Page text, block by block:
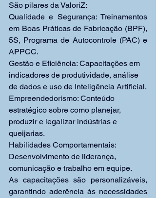
São pilares da ValoriZ:
Qualidade e Segurança: Treinamentos
em Boas Práticas de Fabricação (BPF),
5S, Programa de Autocontrole (PAC) e
APPCC.
Gestão e Eficiência: Capacitações em
indicadores de produtividade, análise
de dados e uso de Inteligência Artificial.
Empreendedorismo: Conteúdo
estratégico sobre como planejar,
produzir e legalizar indústrias e
queijarias.
Habilidades Comportamentais:
Desenvolvimento de liderança,
comunicação e trabalho em equipe.
As capacitações são personalizáveis,
garantindo aderência às necessidades